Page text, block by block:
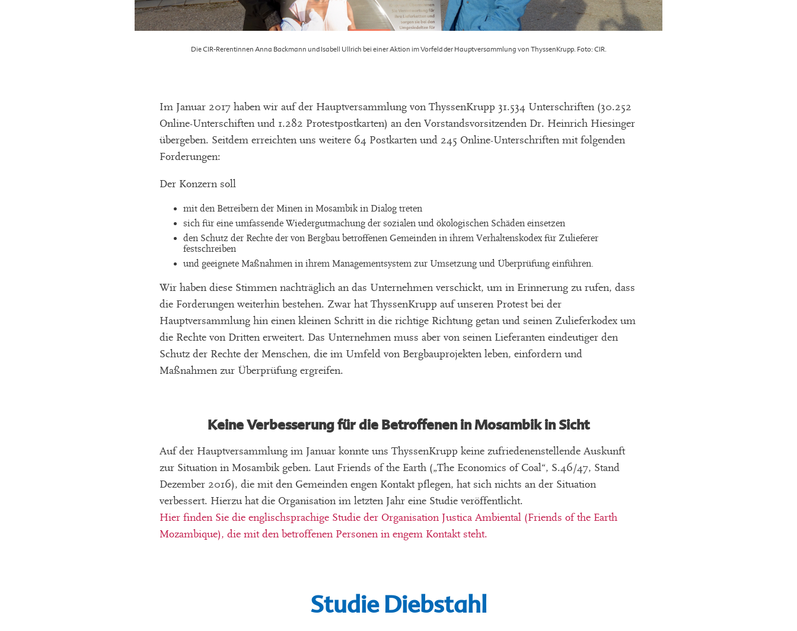
Die CIR-Rerentinnen Anna Backmann und Isabell Ullrich bei einer Aktion im Vorfeld der Hauptversammlung von ThyssenKrupp. Foto: CIR.
Im Januar 2017 haben wir auf der Hauptversammlung von ThyssenKrupp 31.534 Unterschriften (30.252
Online-Unterschiften und 1.282 Protestpostkarten) an den Vorstandsvorsitzenden Dr. Heinrich Hiesinger
übergeben. Seitdem erreichten uns weitere 64 Postkarten und 245 Online-Unterschriften mit folgenden
Forderungen:
Der Konzern soll
mit den Betreibern der Minen in Mosambik in Dialog treten
sich für eine umfassende Wiedergutmachung der sozialen und ökologischen Schäden einsetzen
den Schutz der Rechte der von Bergbau betroffenen Gemeinden in ihrem Verhaltenskodex für Zulieferer
festschreiben
und geeignete Maßnahmen in ihrem Managementsystem zur Umsetzung und Überprüfung einführen.
Wir haben diese Stimmen nachträglich an das Unternehmen verschickt, um in Erinnerung zu rufen, dass
die Forderungen weiterhin bestehen. Zwar hat ThyssenKrupp auf unseren Protest bei der
Hauptversammlung hin einen kleinen Schritt in die richtige Richtung getan und seinen Zulieferkodex um
die Rechte von Dritten erweitert. Das Unternehmen muss aber von seinen Lieferanten eindeutiger den
Schutz der Rechte der Menschen, die im Umfeld von Bergbauprojekten leben, einfordern und
Maßnahmen zur Überprüfung ergreifen.
Keine Verbesserung für die Betroffenen in Mosambik in Sicht
Auf der Hauptversammlung im Januar konnte uns ThyssenKrupp keine zufriedenenstellende Auskunft
zur Situation in Mosambik geben. Laut Friends of the Earth („The Economics of Coal“, S.46/47, Stand
Dezember 2016), die mit den Gemeinden engen Kontakt pflegen, hat sich nichts an der Situation
verbessert. Hierzu hat die Organisation im letzten Jahr eine Studie veröffentlicht.
Hier finden Sie die englischsprachige Studie der Organisation Justica Ambiental (Friends of the Earth
Mozambique), die mit den betroffenen Personen in engem Kontakt steht.
Studie Diebstahl